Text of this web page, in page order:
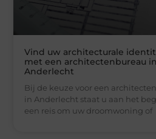
Vind uw architecturale
met een architectenbureau in
Anderlecht
Bij de keuze voor een
in Anderlecht staat u aan het
een reis om uw droomwoning of